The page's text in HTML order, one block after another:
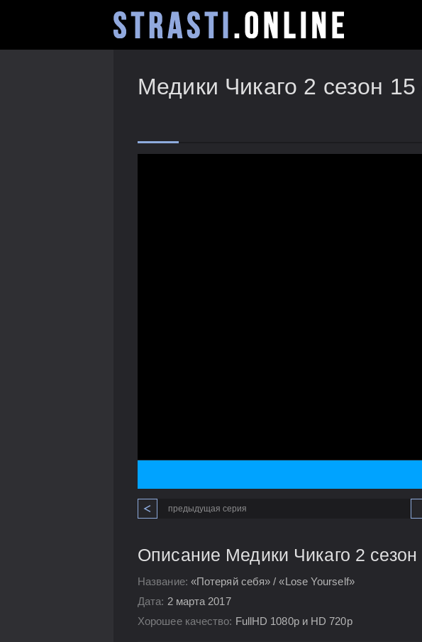
Медики Чикаго 2 сезон
предыдущая серия
Описание Медики Чикаго 2 сезон
Название: «Потеряй себя» / «Lose Yourself»
Дата: 2 марта 2017
Хорошее качество: FullHD 1080p и HD 720p